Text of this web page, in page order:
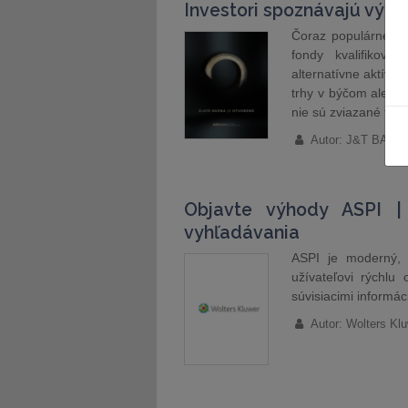
Investori spoznávajú
Čoraz
fondy
alternatívne aktíva
trhy v býčom alebo
nie sú zviazané
Autor: J&T
Objavte výhody ASPI
vyhľadávania
ASPI je moderný,
užívateľovi rýchlu
súvisiacimi
Autor: Wolters